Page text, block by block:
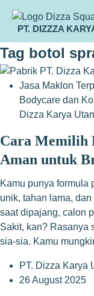
PT. DIZZZA
Tag botol
Jasa Maklon
Bodycare dan
Dizza Karya
Cara Memilih
Aman untuk
Kamu punya formula
unik, tahan lama,
saat dipajang, calon
Sakit, kan? Rasanya
sia-sia. Kamu
PT. Dizza Karya
26 August 2025